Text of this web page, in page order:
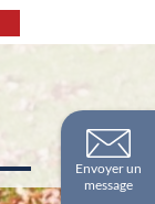
Envoyer un
message